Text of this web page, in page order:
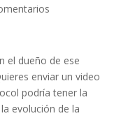
el dueño de ese
enviar un video
podría tener la
evolución de la